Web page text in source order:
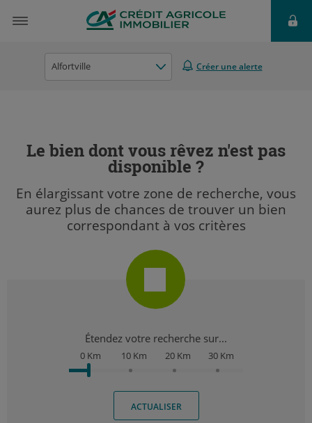
Alfortville Créer une alerte
Le bien dont vous rêvez n'est pas
disponible ?
En élargissant votre zone de recherche, vous
aurez plus de chances de trouver un bien
correspondant à vos critères
Étendez votre recherche sur...
0 Km 10 Km 20 Km 30 Km
ACTUALISER